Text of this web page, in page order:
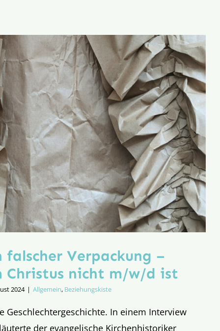
sagen,
wie
er
genannt
werden
will
Verpackung –
Christus nicht m/w/d ist
2024 | Allgemein, Beziehungskiste
Geschlechtergeschichte. In einem Interview
der evangelische Kirchenhistoriker